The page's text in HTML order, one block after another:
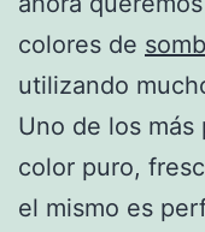
colores de
utilizando
Uno de los más
color puro,
el mismo es